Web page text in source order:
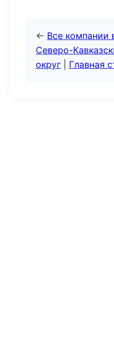
← Все компании
Северо-
округ
Главная